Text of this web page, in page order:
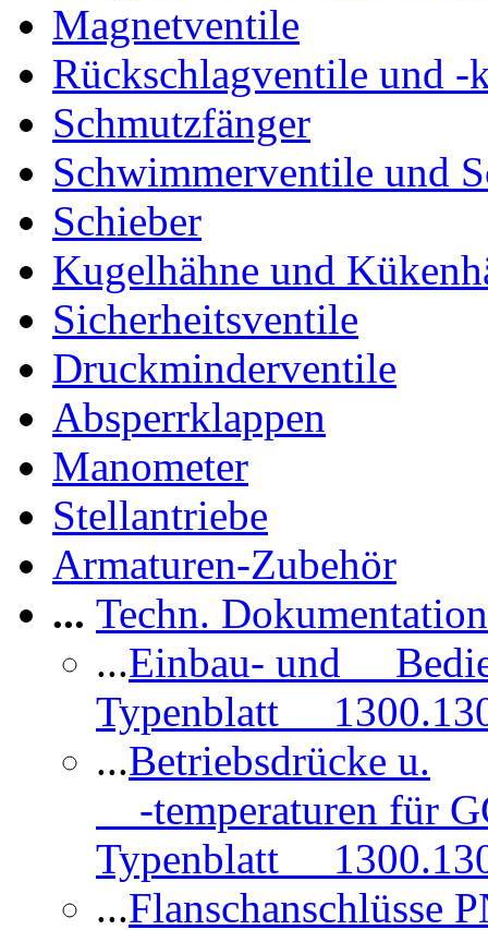
Magnetventile
Rückschlagventile und -
Schmutzfänger
Schwimmerventile und
Schieber
Kugelhähne und
Sicherheitsventile
Druckminderventile
Absperrklappen
Manometer
Stellantriebe
Armaturen-Zubehör
... Techn.
...Einbau- und
Typenblatt
...Betriebsdrücke u.
-temperaturen für
Typenblatt
...